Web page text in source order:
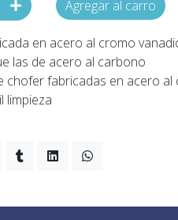
Agregar al carro
en acero al cromo
las de acero al carbono
chofer fabricadas en acero al
limpieza